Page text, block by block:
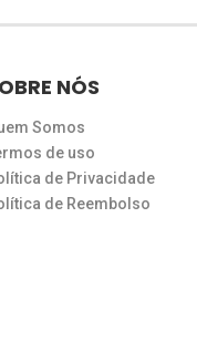
NÓS
Somos
de uso
de Privacidade
de Reembolso